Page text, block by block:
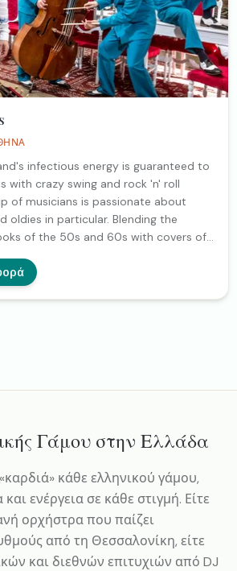
infectious energy is guaranteed to
with crazy swing and rock 'n' roll
oldies in particular. Blending the
of the 50s and 60s with covers of
as a 10-piece big band. With a
combines both Greek popular music
options for themed events, festivals
and types of audience, the band
opportunity to introduce new
music and oldies.
Γάμου στην Ελλάδα
κάθε ελληνικού γάμου,
ενέργεια σε κάθε στιγμή. Είτε
ορχήστρα που παίζει
από τη Θεσσαλονίκη, είτε
και διεθνών επιτυχιών από DJ